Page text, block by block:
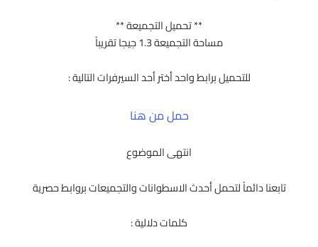
** تحميل التجميعة **
مساحة التجميعة 1.3 جيجا تقريباً
للتحميل برابط واحد أختر أحد السيرفرات التالية :
حمل من هنا
انتهى الموضوع
تابعنا دائماً لتحمل أحدث الاسطوانات والتجميعات بروابط حصرية
كلمات دلالية :